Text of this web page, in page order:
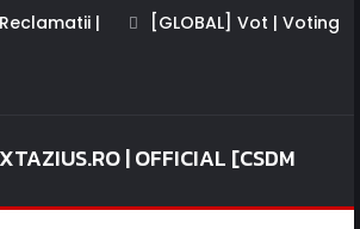
|
[GLOBAL] Vot | Voting
| OFFICIAL [CSDM